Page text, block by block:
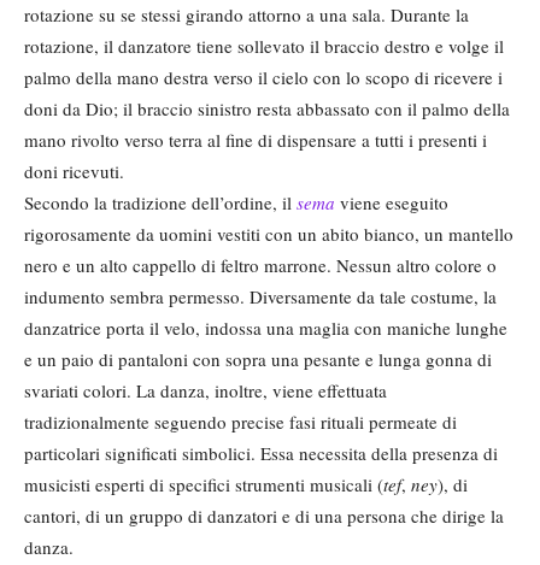
rotazione su se stessi girando attorno a una sala. Durante la
rotazione, il danzatore tiene sollevato il braccio destro e volge il
palmo della mano destra verso il cielo con lo scopo di ricevere i
doni da Dio; il braccio sinistro resta abbassato con il palmo della
mano rivolto verso terra al fine di dispensare a tutti i presenti i
doni ricevuti.
Secondo la tradizione dell’ordine, il sema viene eseguito
rigorosamente da uomini vestiti con un abito bianco, un mantello
nero e un alto cappello di feltro marrone. Nessun altro colore o
indumento sembra permesso. Diversamente da tale costume, la
danzatrice porta il velo, indossa una maglia con maniche lunghe
e un paio di pantaloni con sopra una pesante e lunga gonna di
svariati colori. La danza, inoltre, viene effettuata
tradizionalmente seguendo precise fasi rituali permeate di
particolari significati simbolici. Essa necessita della presenza di
musicisti esperti di specifici strumenti musicali (tef, ney), di
cantori, di un gruppo di danzatori e di una persona che dirige la
danza.